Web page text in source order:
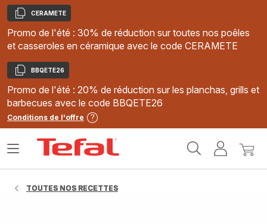
Copier
CERAMETE
Promo de l'été : 30% de réduction sur toutes nos poêles
et casseroles en céramique avec le code CERAMETE
Copier
BBQETE26
Promo de l'été : 20% de réduction sur les planchas, grills et
barbecues avec le code BBQETE26
Conditions de l'offre
MonMon
Ouvrir
TOUTES NOS RECETTES